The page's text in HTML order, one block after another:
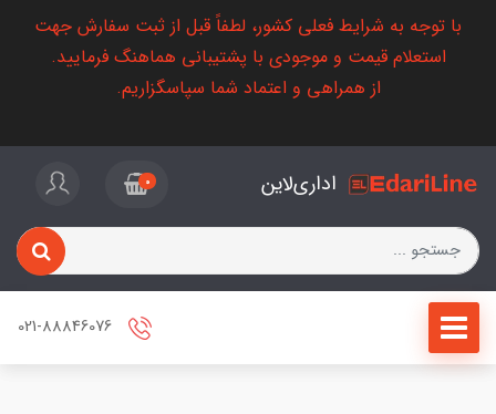
با توجه به شرایط فعلی کشور، لطفاً قبل از ثبت سفارش جهت
استعلام قیمت و موجودی با پشتیبانی هماهنگ فرمایید.
از همراهی و اعتماد شما سپاسگزاریم.
اداری‌لاین 0